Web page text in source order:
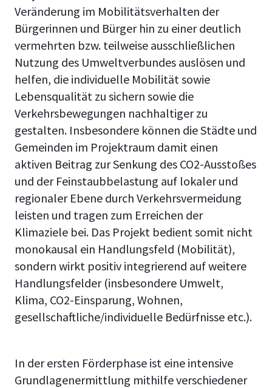
Veränderung im Mobilitätsverhalten der
Bürgerinnen und Bürger hin zu einer deutlich
vermehrten bzw. teilweise ausschließlichen
Nutzung des Umweltverbundes auslösen und
helfen, die individuelle Mobilität sowie
Lebensqualität zu sichern sowie die
Verkehrsbewegungen nachhaltiger zu
gestalten. Insbesondere können die Städte und
Gemeinden im Projektraum damit einen
aktiven Beitrag zur Senkung des CO2-Ausstoßes
und der Feinstaubbelastung auf lokaler und
regionaler Ebene durch Verkehrsvermeidung
leisten und tragen zum Erreichen der
Klimaziele bei. Das Projekt bedient somit nicht
monokausal ein Handlungsfeld (Mobilität),
sondern wirkt positiv integrierend auf weitere
Handlungsfelder (insbesondere Umwelt,
Klima, CO2-Einsparung, Wohnen,
gesellschaftliche/individuelle Bedürfnisse etc.).
In der ersten Förderphase ist eine intensive
Grundlagenermittlung mithilfe verschiedener